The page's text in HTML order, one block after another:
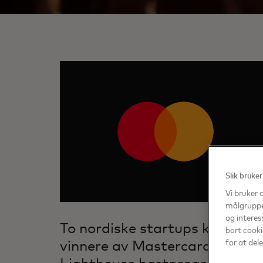
To nordiske startups kåret til
vinnere av Mastercard
Slik
Vi bruker
og
bort
for at